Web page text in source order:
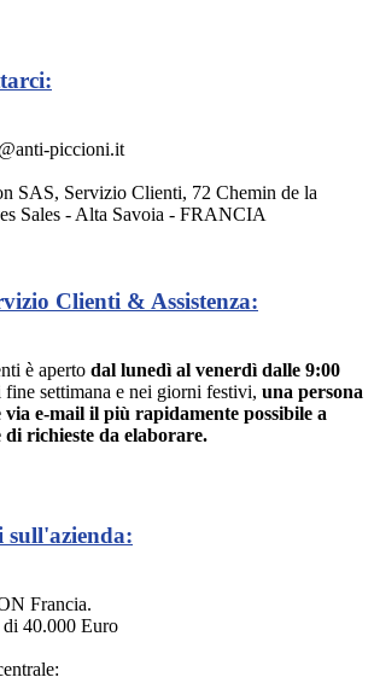
piccioni.it
SAS, Servizio Clienti, 72 Chemin de la
Sales - Alta Savoia - FRANCIA
Clienti & Assistenza:
è aperto dal lunedì al venerdì dalle 9:00
fine settimana e nei giorni festivi, una persona
e-mail il più rapidamente possibile a
di richieste da elaborare.
Francia.
40.000 Euro